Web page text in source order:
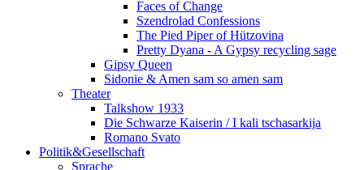
Faces of Change
Szendrolad Confessions
The Pied Piper of Hützovina
Pretty Dyana - A Gypsy recycling sage
Gipsy Queen
Sidonie & Amen sam so amen sam
Theater
Talkshow 1933
Die Schwarze Kaiserin / I kali tschasarkija
Romano Svato
Politik&Gesellschaft
Sprache